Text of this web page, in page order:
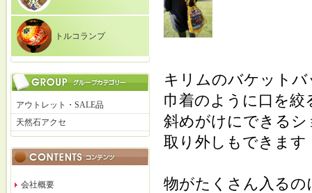
トルコランプ
アウトレット・SALE品
天然石アクセ
会社概要
キリムのバケットバ
巾着のように口を
斜めがけにできるシ
取り外しもできます
物がたくさん入る